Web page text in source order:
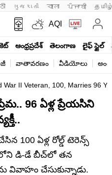
ગુજરાતી বাংলা ਪੰਜਾਬੀ
AQI
ఆంధ్రప్రదేశ్ తెలంగాణ లైఫ్ స్టైల్
వాతావరణం వీడియోలు
War II Veteran, 100, Marries 96
96 ఏళ్ల ప్రేయసిని
100 ఏళ్ల రోల్డ్ టెరెన్స్
డి-డే బీచ్‌లో తన
వివాహం చేసుకున్నాడు.